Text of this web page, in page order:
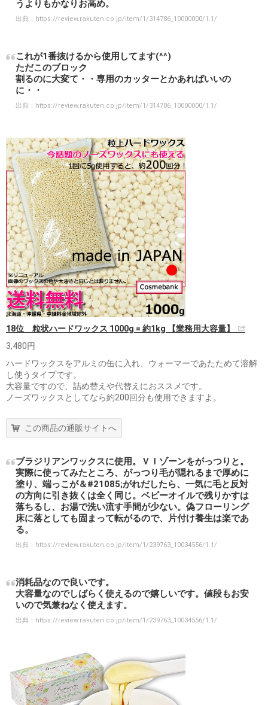
うよりもかなりお高め。
出典： https://review.rakuten.co.jp/item/1/314786_10000000/1.1/
これが1番抜けるから使用してます(^^)
ただこのブロック
割るのに大変て・・専用のカッターとかあればいいの
に・・
出典： https://review.rakuten.co.jp/item/1/314786_10000000/1.1/
18位 粒状ハードワックス 1000g = 約1kg 【業務用大容量】
3,480円
ハードワックスをアルミの缶に入れ、ウォーマーであたためて溶解
し使うタイプです。
大容量ですので、詰め替えや代替えにおススメです。
ノーズワックスとしてなら約200回分も使用できますよ。
この商品の通販サイトへ
ブラジリアンワックスに使用。ＶＩゾーンをがっつりと。
実際に使ってみたところ、がっつり毛が隠れるまで厚めに
塗り、端っこが＆#21085;がれだしたら、一気に毛と反対
の方向に引き抜くは全く同じ。ベビーオイルで残りかすは
落ちるし、お湯で洗い流す手間が少ない。偽フローリング
床に落としても固まって転がるので、片付け養生は楽であ
る。
出典： https://review.rakuten.co.jp/item/1/239763_10034556/1.1/
消耗品なので良いです。
大容量なのでしばらく使えるので嬉しいです。値段もお安
いので気兼ねなく使えます。
出典： https://review.rakuten.co.jp/item/1/239763_10034556/1.1/